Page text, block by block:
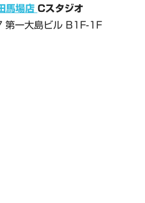
馬場店 Cスタジオ
第一大島ビル B1F-1F